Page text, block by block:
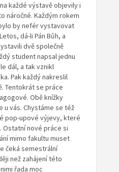
každé výstavě objevily i
náročné. Každým rokem
by nefér vystavovat
dá-li Pán Bůh, a
dvě společně
student napsal jednu
dál, a tak vznikl
Pak každý nakreslil
Tentokrát se práce
Obě knížky
u vás. Chystáme se též
pop-upové výjevy, které
nové práce si
mimo fakultu muset
čeká semestrální
než zahájení této
řada moc